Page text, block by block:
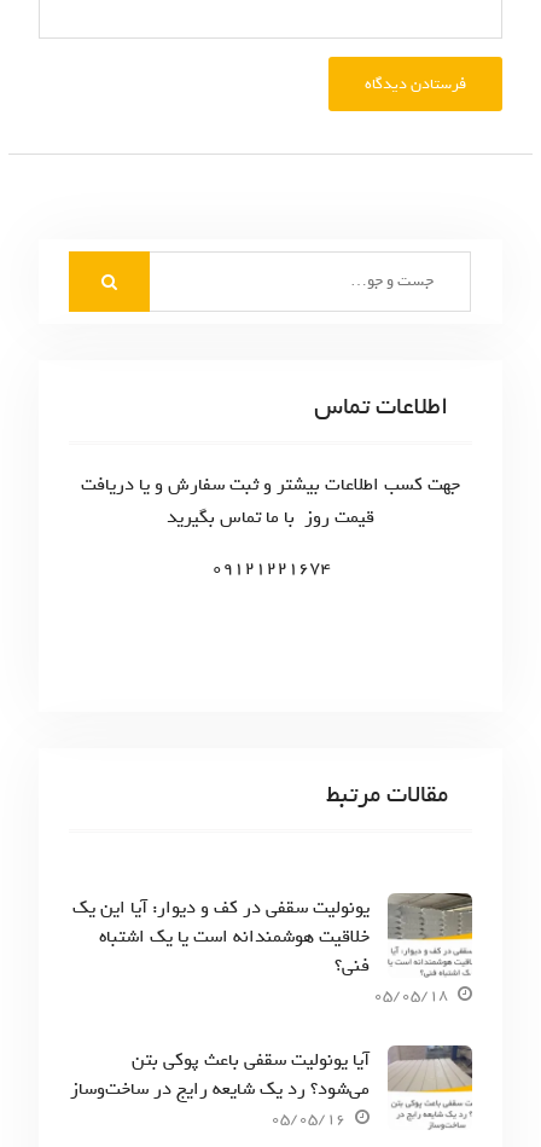
اطلاعات تماس
جهت کسب اطلاعات بیشتر و ثبت سفارش و یا دریافت
قیمت روز با ما تماس بگیرید
09121221674
مقالات مرتبط
یونولیت سقفی در کف و دیوار: آیا این یک
خلاقیت هوشمندانه است یا یک اشتباه
فنی؟
05/05/18
آیا یونولیت سقفی باعث پوکی بتن
می‌شود؟ رد یک شایعه رایج در ساخت‌وساز
05/05/16